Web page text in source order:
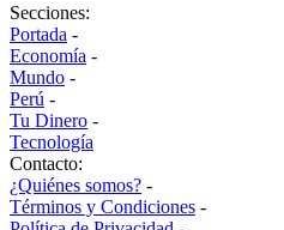
Secciones:
Portada -
Economía -
Mundo -
Perú -
Tu Dinero -
Tecnología
Contacto:
¿Quiénes somos? -
Términos y Condiciones -